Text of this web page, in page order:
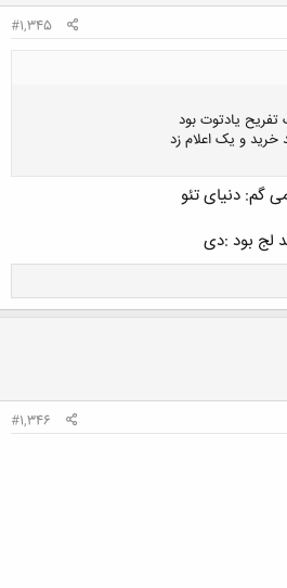
#1,345
تفریح یادتوت بود
و یک اعلام زد
کنید تا باز شود...
گم: دنیای تئو
لج بود :دی
#1,346